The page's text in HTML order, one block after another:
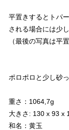
平置きするとトパ
される場合には少
（最後の写真は平
ポロポロと少し砂
重さ：1064,7g
大きさ: 130 x 93 x
和名：黄玉